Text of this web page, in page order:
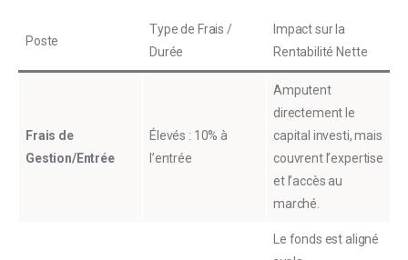
Poste
Type de Frais /
Durée
Impact sur la
Rentabilité Nette
Frais de
Gestion/Entrée
Élevés : 10% à
l’entrée
Amputent
directement le
capital investi, mais
couvrent l’expertise
et l’accès au
marché.
Le fonds est aligné